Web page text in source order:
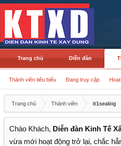
Trang chủ Diễn đàn
Thành viên tiêu biểu Đang truy cập
Trang chủ Thành viên it1seabig
Chào Khách, Diễn đàn Kinh Tế
vừa mới hoạt động trở lại, chắc